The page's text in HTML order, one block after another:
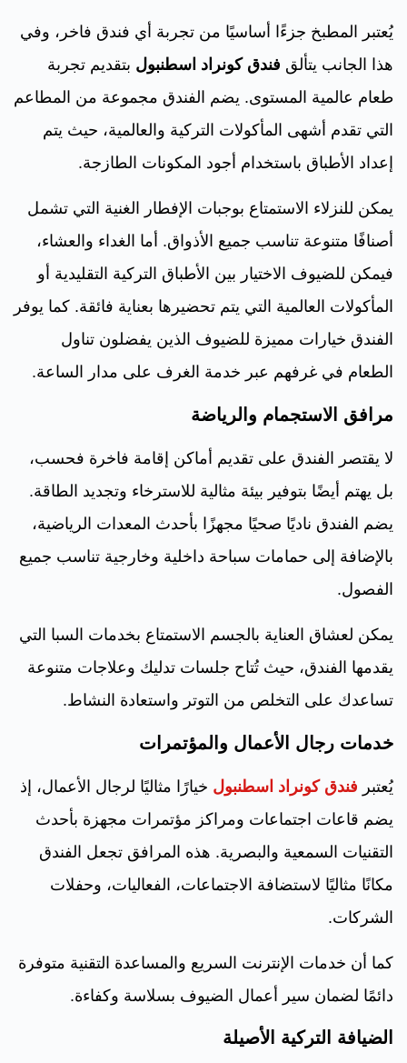
يُعتبر المطبخ جزءًا أساسيًا من تجربة أي فندق فاخر، وفي
هذا الجانب يتألق فندق كونراد اسطنبول بتقديم تجربة
طعام عالمية المستوى. يضم الفندق مجموعة من المطاعم
التي تقدم أشهى المأكولات التركية والعالمية، حيث يتم
إعداد الأطباق باستخدام أجود المكونات الطازجة.
يمكن للنزلاء الاستمتاع بوجبات الإفطار الغنية التي تشمل
أصنافًا متنوعة تناسب جميع الأذواق. أما الغداء والعشاء،
فيمكن للضيوف الاختيار بين الأطباق التركية التقليدية أو
المأكولات العالمية التي يتم تحضيرها بعناية فائقة. كما يوفر
الفندق خيارات مميزة للضيوف الذين يفضلون تناول
الطعام في غرفهم عبر خدمة الغرف على مدار الساعة.
مرافق الاستجمام والرياضة
لا يقتصر الفندق على تقديم أماكن إقامة فاخرة فحسب،
بل يهتم أيضًا بتوفير بيئة مثالية للاسترخاء وتجديد الطاقة.
يضم الفندق ناديًا صحيًا مجهزًا بأحدث المعدات الرياضية،
بالإضافة إلى حمامات سباحة داخلية وخارجية تناسب جميع
الفصول.
يمكن لعشاق العناية بالجسم الاستمتاع بخدمات السبا التي
يقدمها الفندق، حيث تُتاح جلسات تدليك وعلاجات متنوعة
تساعدك على التخلص من التوتر واستعادة النشاط.
خدمات رجال الأعمال والمؤتمرات
يُعتبر فندق كونراد اسطنبول خيارًا مثاليًا لرجال الأعمال، إذ
يضم قاعات اجتماعات ومراكز مؤتمرات مجهزة بأحدث
التقنيات السمعية والبصرية. هذه المرافق تجعل الفندق
مكانًا مثاليًا لاستضافة الاجتماعات، الفعاليات، وحفلات
الشركات.
كما أن خدمات الإنترنت السريع والمساعدة التقنية متوفرة
دائمًا لضمان سير أعمال الضيوف بسلاسة وكفاءة.
الضيافة التركية الأصيلة